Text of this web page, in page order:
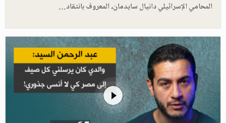
المحامي الإسرائيلي دانيال سايدمان، المعروف بانتقاد…